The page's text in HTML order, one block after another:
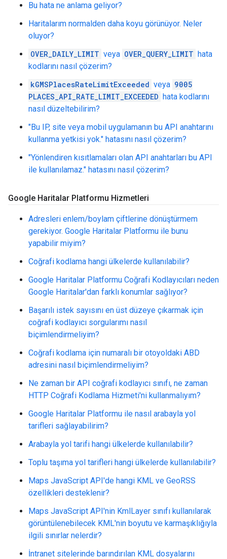
Bu hata ne anlama geliyor?
Haritalarım normalden daha koyu görünüyor. Neler
oluyor?
OVER_DAILY_LIMIT veya OVER_QUERY_LIMIT hata
kodlarını nasıl çözerim?
kGMSPlacesRateLimitExceeded veya 9005
PLACES_API_RATE_LIMIT_EXCEEDED hata kodlarını
nasıl düzeltebilirim?
"Bu IP, site veya mobil uygulamanın bu API anahtarını
kullanma yetkisi yok." hatasını nasıl çözerim?
"Yönlendiren kısıtlamaları olan API anahtarları bu API
ile kullanılamaz." hatasını nasıl çözerim?
Google Haritalar Platformu Hizmetleri
Adresleri enlem/boylam çiftlerine dönüştürmem
gerekiyor. Google Haritalar Platformu ile bunu
yapabilir miyim?
Coğrafi kodlama hangi ülkelerde kullanılabilir?
Google Haritalar Platformu Coğrafi Kodlayıcıları neden
Google Haritalar'dan farklı konumlar sağlıyor?
Başarılı istek sayısını en üst düzeye çıkarmak için
coğrafi kodlayıcı sorgularımı nasıl
biçimlendirmeliyim?
Coğrafi kodlama için numaralı bir otoyoldaki ABD
adresini nasıl biçimlendirmeliyim?
Ne zaman bir API coğrafi kodlayıcı sınıfı, ne zaman
HTTP Coğrafi Kodlama Hizmeti'ni kullanmalıyım?
Google Haritalar Platformu ile nasıl arabayla yol
tarifleri sağlayabilirim?
Arabayla yol tarifi hangi ülkelerde kullanılabilir?
Toplu taşıma yol tarifleri hangi ülkelerde kullanılabilir?
Maps JavaScript API'de hangi KML ve GeoRSS
özellikleri desteklenir?
Maps JavaScript API'nin KmlLayer sınıfı kullanılarak
görüntülenebilecek KML'nin boyutu ve karmaşıklığıyla
ilgili sınırlar nelerdir?
İntranet sitelerinde barındırılan KML dosyalarını